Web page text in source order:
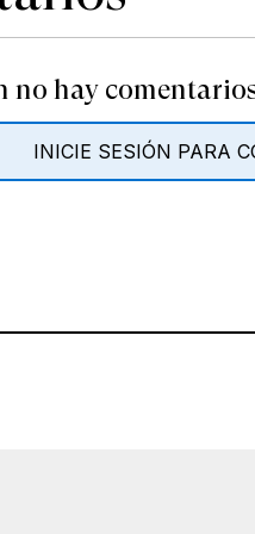
no hay
INICIE SESIÓN PARA